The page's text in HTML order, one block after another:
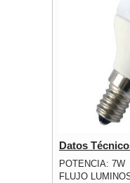
Datos
POTENCIA: 7W
FLUJO